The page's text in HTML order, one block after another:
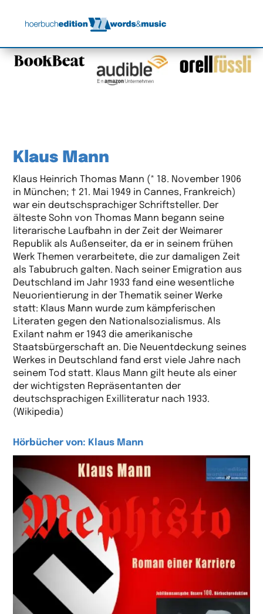
Klaus Mann
Klaus Heinrich Thomas Mann (* 18. November 1906
in München; † 21. Mai 1949 in Cannes, Frankreich)
war ein deutschsprachiger Schriftsteller. Der
älteste Sohn von Thomas Mann begann seine
literarische Laufbahn in der Zeit der Weimarer
Republik als Außenseiter, da er in seinem frühen
Werk Themen verarbeitete, die zur damaligen Zeit
als Tabubruch galten. Nach seiner Emigration aus
Deutschland im Jahr 1933 fand eine wesentliche
Neuorientierung in der Thematik seiner Werke
statt: Klaus Mann wurde zum kämpferischen
Literaten gegen den Nationalsozialismus. Als
Exilant nahm er 1943 die amerikanische
Staatsbürgerschaft an. Die Neuentdeckung seines
Werkes in Deutschland fand erst viele Jahre nach
seinem Tod statt. Klaus Mann gilt heute als einer
der wichtigsten Repräsentanten der
deutschsprachigen Exilliteratur nach 1933.
(Wikipedia)
Hörbücher von: Klaus Mann